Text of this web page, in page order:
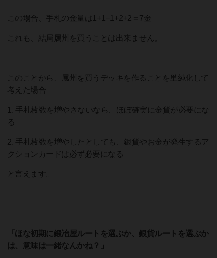
この場合、手札の金量は1+1+1+2+2＝7金
これも、結局属州を買うことは出来ません。
このことから、属州を買うデッキを作ることを単純化して
考えた場合
1. 手札枚数を増やさないなら、ほぼ確実に金貨が必要にな
る
2. 手札枚数を増やしたとしても、銀貨やお金が発生するア
クションカードは必ず必要になる
と言えます。
「ほな初期に鍛冶屋ルートを選ぶか、銀貨ルートを選ぶか
は、意味は一緒なんかね？」